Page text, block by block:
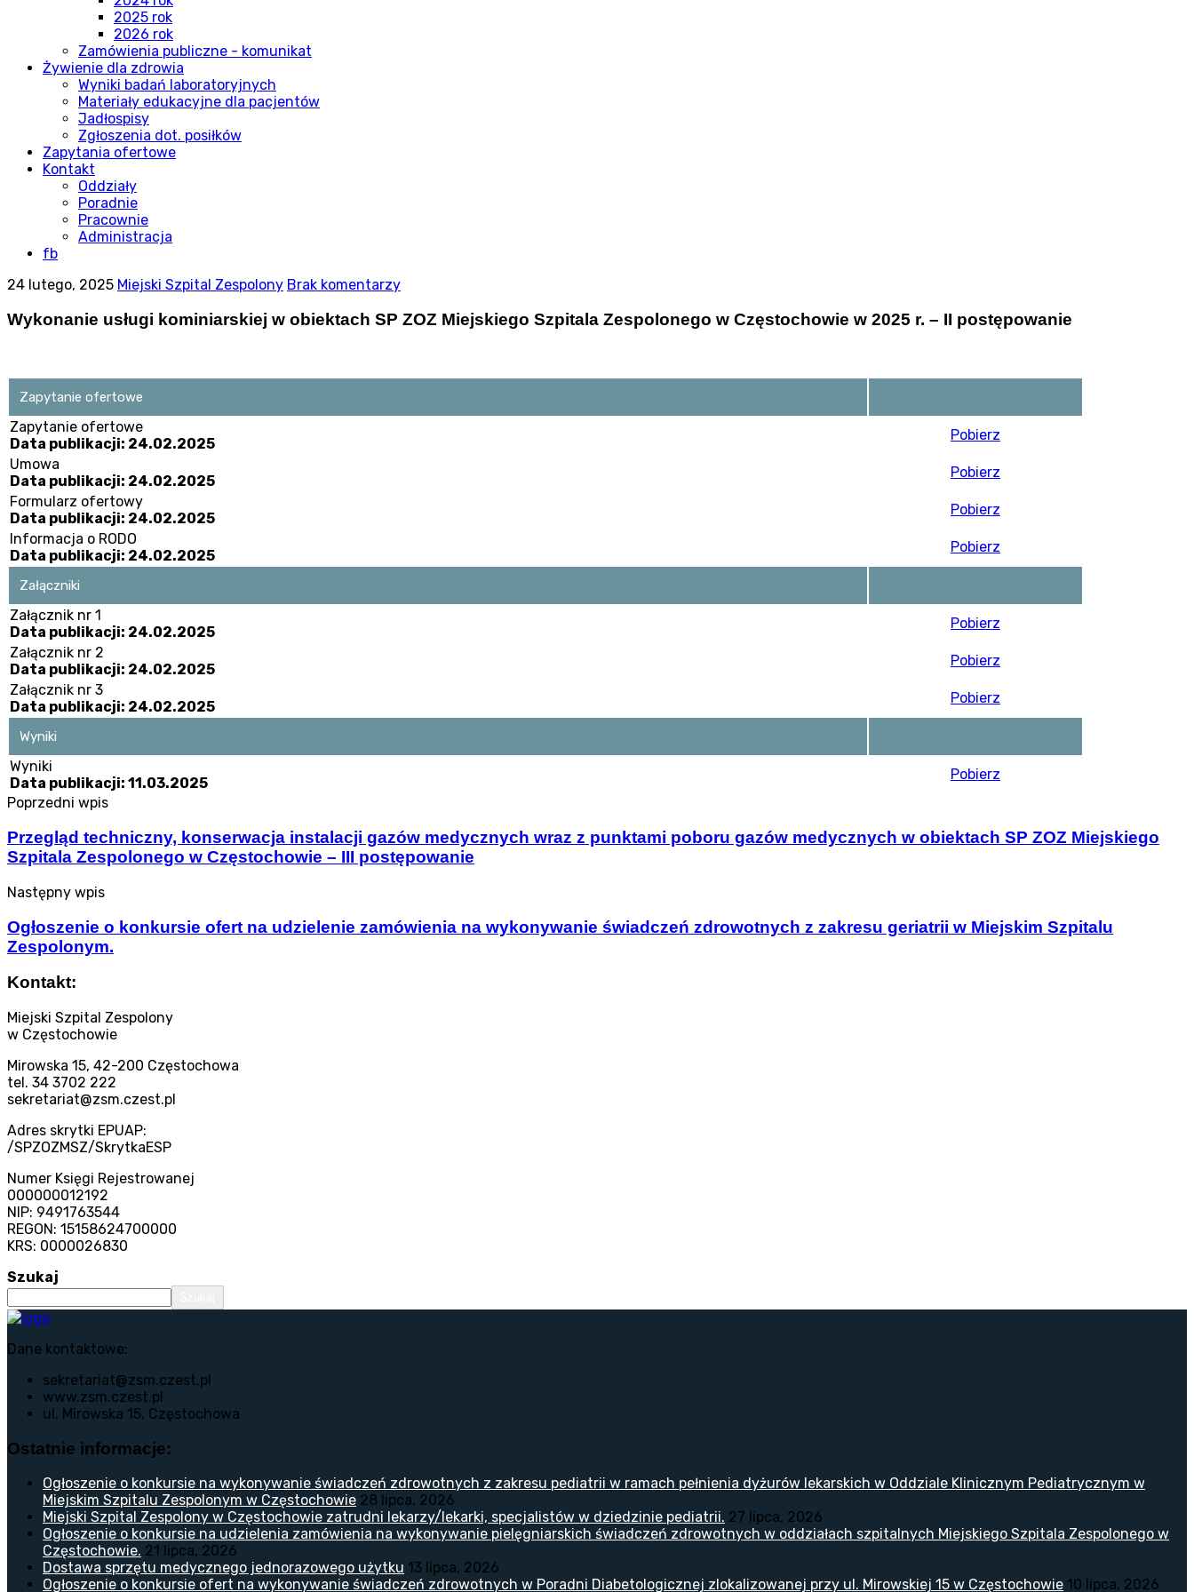
2025 rok
2026 rok
Zamówienia publiczne - komunikat
Żywienie dla zdrowia
Wyniki badań laboratoryjnych
Materiały edukacyjne dla pacjentów
Jadłospisy
Zgłoszenia dot. posiłków
Zapytania ofertowe
Kontakt
Oddziały
Poradnie
Pracownie
Administracja
fb
24 lutego, 2025 Miejski Szpital Zespolony Brak komentarzy
Wykonanie usługi kominiarskiej w obiektach SP ZOZ Miejskiego Szpitala Zespolonego w Częstochowie w 2025 r. – II postępowanie
Zapytanie ofertowe
Zapytanie ofertowe
Data publikacji: 24.02.2025
Pobierz
Umowa
Data publikacji: 24.02.2025
Pobierz
Formularz ofertowy
Data publikacji: 24.02.2025
Pobierz
Informacja o RODO
Data publikacji: 24.02.2025
Pobierz
Załączniki
Załącznik nr 1
Data publikacji: 24.02.2025
Pobierz
Załącznik nr 2
Data publikacji: 24.02.2025
Pobierz
Załącznik nr 3
Data publikacji: 24.02.2025
Pobierz
Wyniki
Wyniki
Data publikacji: 11.03.2025
Pobierz
Poprzedni wpis
Przegląd techniczny, konserwacja instalacji gazów medycznych wraz z punktami poboru gazów medycznych w obiektach SP ZOZ Miejskiego
Szpitala Zespolonego w Częstochowie – III postępowanie
Następny wpis
Ogłoszenie o konkursie ofert na udzielenie zamówienia na wykonywanie świadczeń zdrowotnych z zakresu geriatrii w Miejskim Szpitalu
Zespolonym.
Kontakt:
Miejski Szpital Zespolony
w Częstochowie
Mirowska 15, 42-200 Częstochowa
tel. 34 3702 222
sekretariat@zsm.czest.pl
Adres skrytki EPUAP:
/SPZOZMSZ/SkrytkaESP
Numer Księgi Rejestrowanej
000000012192
NIP: 9491763544
REGON: 15158624700000
KRS: 0000026830
Szukaj
Dane kontaktowe:
sekretariat@zsm.czest.pl
www.zsm.czest.pl
ul. Mirowska 15, Częstochowa
Ostatnie informacje:
Ogłoszenie o konkursie na wykonywanie świadczeń zdrowotnych z zakresu pediatrii w ramach pełnienia dyżurów lekarskich w Oddziale Klinicznym Pediatrycznym w
Miejskim Szpitalu Zespolonym w Częstochowie 28 lipca, 2026
Miejski Szpital Zespolony w Częstochowie zatrudni lekarzy/lekarki, specjalistów w dziedzinie pediatrii. 27 lipca, 2026
Ogłoszenie o konkursie na udzielenia zamówienia na wykonywanie pielęgniarskich świadczeń zdrowotnych w oddziałach szpitalnych Miejskiego Szpitala Zespolonego w
Częstochowie. 21 lipca, 2026
Dostawa sprzętu medycznego jednorazowego użytku 13 lipca, 2026
Ogłoszenie o konkursie ofert na wykonywanie świadczeń zdrowotnych w Poradni Diabetologicznej zlokalizowanej przy ul. Mirowskiej 15 w Częstochowie 10 lipca, 2026